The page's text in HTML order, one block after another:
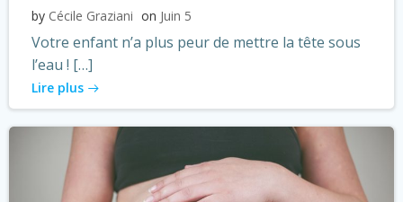
by Cécile Graziani on Juin 5
Votre enfant n’a plus peur de mettre la tête sous
l’eau ! […]
Lire plus